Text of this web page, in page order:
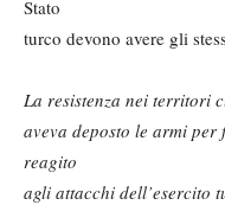
Stato
turco devono avere gli
La resistenza nei territori
aveva deposto le armi
reagito
agli attacchi dell’esercito